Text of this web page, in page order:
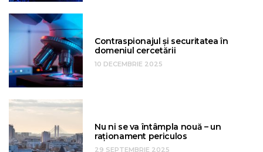
Contraspionajul și securitatea în
domeniul cercetării
10 DECEMBRIE 2025
Nu ni se va întâmpla nouă – un
raționament periculos
29 SEPTEMBRIE 2025